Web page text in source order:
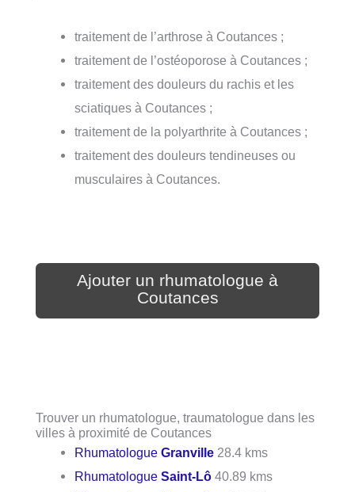
traitement de l’arthrose à Coutances ;
traitement de l’ostéoporose à Coutances ;
traitement des douleurs du rachis et les
sciatiques à Coutances ;
traitement de la polyarthrite à Coutances ;
traitement des douleurs tendineuses ou
musculaires à Coutances.
Ajouter un rhumatologue à
Coutances
Trouver un rhumatologue, traumatologue dans les
villes à proximité de Coutances
RhumatologueGranville 28.4 kms
RhumatologueSaint-Lô 40.89 kms